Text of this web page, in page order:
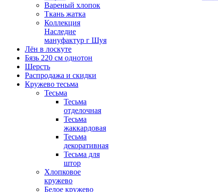
Вареный хлопок
Ткань жатка
Коллекция
Наследие
мануфактур г Шуя
Лён в лоскуте
Бязь 220 см однотон
Шерсть
Распродажа и скидки
Кружево тесьма
Тесьма
Тесьма
отделочная
Тесьма
жаккардовая
Тесьма
декоративная
Тесьма для
штор
Хлопковое
кружево
Белое кружево